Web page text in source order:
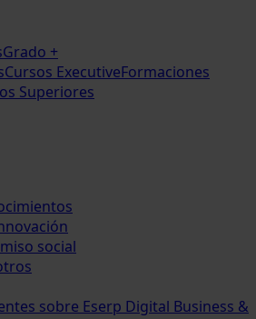
Grado +
Cursos ExecutiveFormaciones
Superiores
social
sobre Eserp Digital Business &